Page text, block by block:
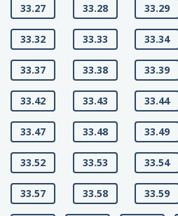
33.27 33.28 33.29
33.32 33.33 33.34
33.37 33.38 33.39
33.42 33.43 33.44
33.47 33.48 33.49
33.52 33.53 33.54
33.57 33.58 33.59